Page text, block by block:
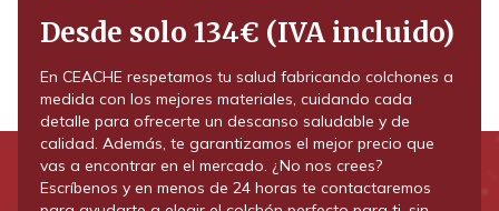
Desde solo 134€ (IVA incluido)
En CEACHE respetamos tu salud fabricando colchones a
medida con los mejores materiales, cuidando cada
detalle para ofrecerte un descanso saludable y de
calidad. Además, te garantizamos el mejor precio que
vas a encontrar en el mercado. ¿No nos crees?
Escríbenos y en menos de 24 horas te contactaremos